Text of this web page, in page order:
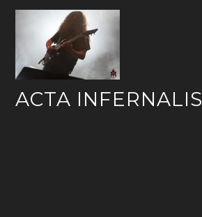
Skip
ACTA INFERNALIS